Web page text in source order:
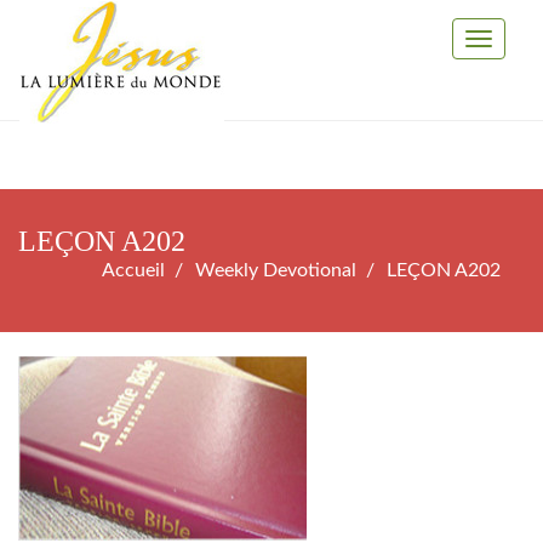
Toggle
LEÇON A202
Accueil Weekly Devotional LEÇON A202